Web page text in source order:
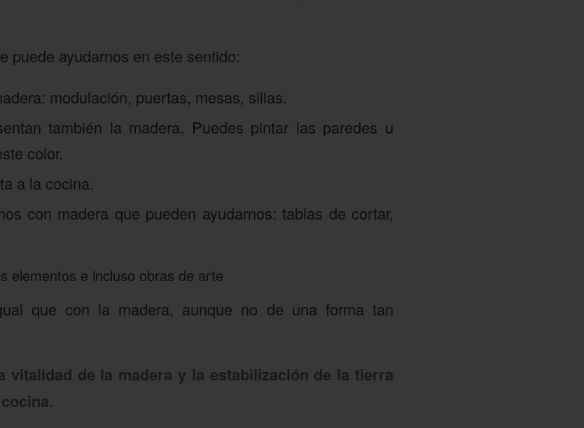
puede ayudarnos en este sentido:
modulación, puertas, mesas, sillas.
también la madera. Puedes pintar las paredes u
color.
a la cocina.
con madera que pueden ayudarnos: tablas de cortar,
elementos e incluso obras de arte
que con la madera, aunque no de una forma tan
vitalidad de la madera y la estabilización de la tierra
.